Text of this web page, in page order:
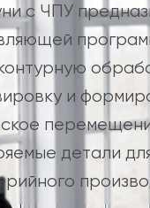
с ЧПУ
и
детали